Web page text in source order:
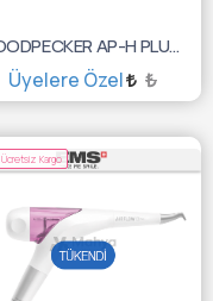
WOODPECKER AP-H PLUS MİDWEST AİR POLİSHER CİHAZI
Üyelere Özel ₺
TÜKENDİ :(
Ücretsiz Kargo